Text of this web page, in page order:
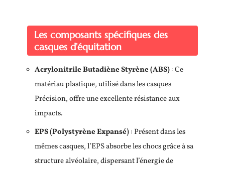
Les composants spécifiques des
casques d’équitation
Acrylonitrile Butadiène Styrène (ABS): Ce
matériau plastique, utilisé dans les casques
Précision, offre une excellente résistance aux
impacts.
EPS (Polystyrène Expansé): Présent dans les
mêmes casques, l’EPS absorbe les chocs grâce à sa
structure alvéolaire, dispersant l’énergie de